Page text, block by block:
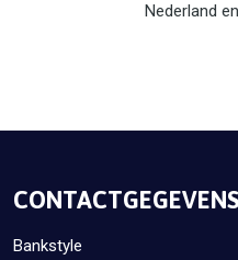
Nederland
CONTACTGEGEVENS
Bankstyle